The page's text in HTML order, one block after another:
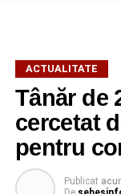
ACTUALITATE
Tânăr de
cercetat
pentru
Publicat